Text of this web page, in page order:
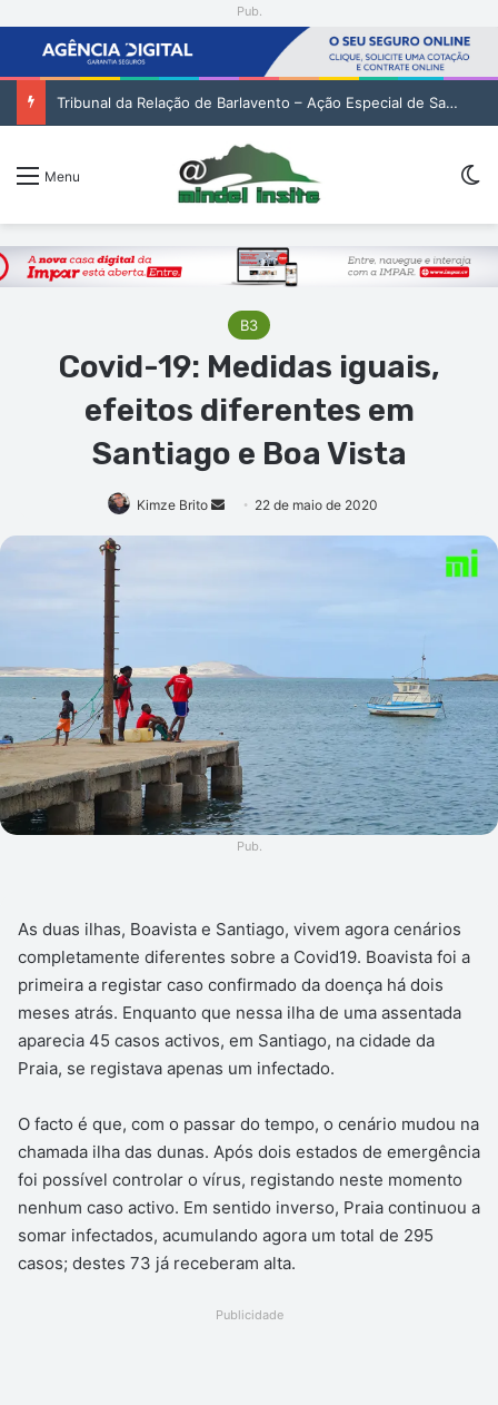
Pub.
Tribunal da Relação de Barlavento – Ação Especial de Sandra Helena Monteiro Lima (2. pub)
Menu
B3
Covid-19: Medidas iguais,
efeitos diferentes em
Santiago e Boa Vista
Kimze Brito
Mande22 de maio de 2020
Pub.
As duas ilhas, Boavista e Santiago, vivem agora cenários
completamente diferentes sobre a Covid19. Boavista foi a
primeira a registar caso confirmado da doença há dois
meses atrás. Enquanto que nessa ilha de uma assentada
aparecia 45 casos activos, em Santiago, na cidade da
Praia, se registava apenas um infectado.
O facto é que, com o passar do tempo, o cenário mudou na
chamada ilha das dunas. Após dois estados de emergência
foi possível controlar o vírus, registando neste momento
nenhum caso activo. Em sentido inverso, Praia continuou a
somar infectados, acumulando agora um total de 295
casos; destes 73 já receberam alta.
Publicidade